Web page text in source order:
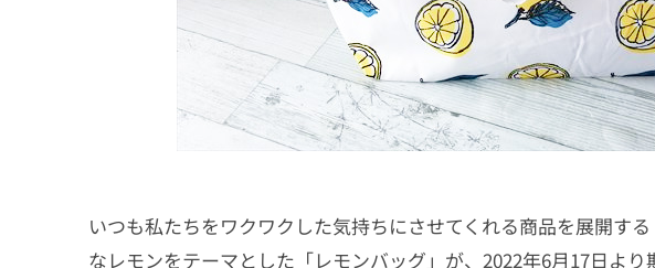
いつも私たちをワクワクした気持ちにさせてくれる商品を展開す
なレモンをテーマとした「レモンバッグ」が、 2022年6月17日より